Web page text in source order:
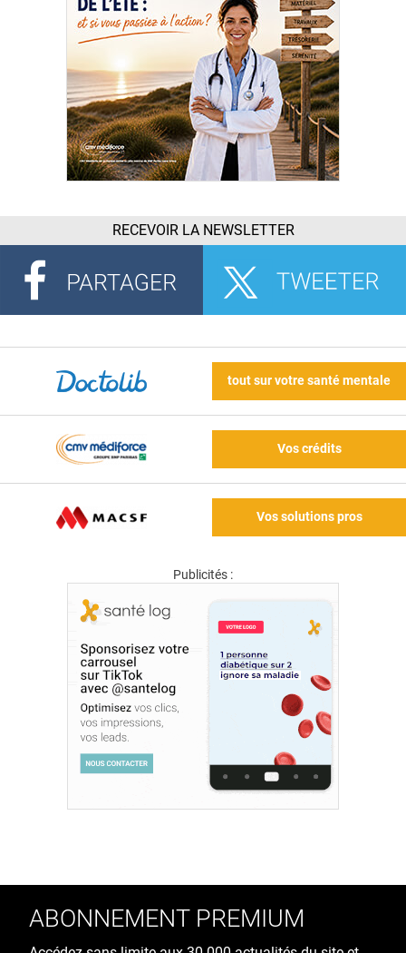
RECEVOIR LA NEWSLETTER
tout sur votre santé mentale
Vos crédits
Vos solutions pros
Publicités :
ABONNEMENT PREMIUM